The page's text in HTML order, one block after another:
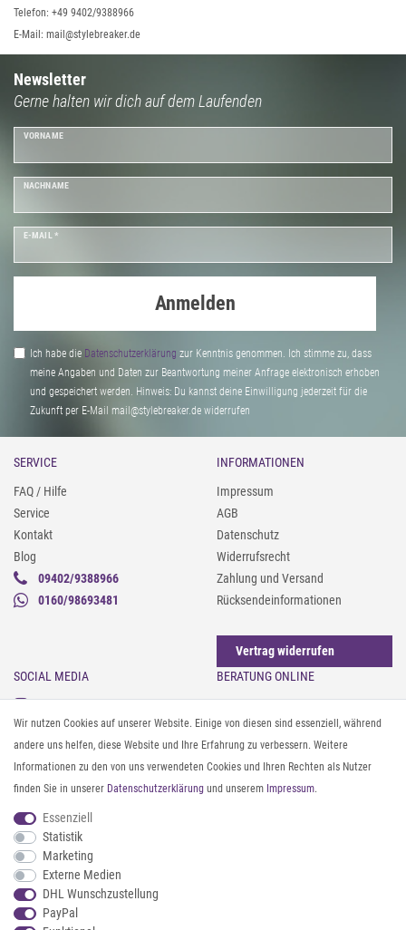
Telefon: +49 9402/9388966
E-Mail: mail@stylebreaker.de
Newsletter
Gerne halten wir dich auf dem Laufenden
VORNAME
NACHNAME
E-MAIL *
Anmelden
Ich habe die Daten­schutz­erklärung zur Kenntnis genommen. Ich stimme zu, dass
meine Angaben und Daten zur Beantwortung meiner Anfrage elektronisch erhoben
und gespeichert werden. Hinweis: Du kannst deine Einwilligung jederzeit für die
Zukunft per E-Mail mail@stylebreaker.de widerrufen
SERVICE
FAQ / Hilfe
Service
Kontakt
Blog
09402/9388966
0160/98693481
INFORMATIONEN
Impressum
AGB
Datenschutz
Widerrufsrecht
Zahlung und Versand
Rücksendeinformationen
Vertrag widerrufen
SOCIAL MEDIA
Instagram
Facebook
Pinterest
Twitter
Youtube
Threads
BERATUNG ONLINE
Gürtel messen & kürzen
Sonnenbrillen & UV-Schutz
Textilpflege
Textil- und Material-Guide
Geldbörse richtig organisieren
ZAHLUNG & VERSAND
Wir nutzen Cookies auf unserer Website. Einige von diesen sind essenziell, während
andere uns helfen, diese Website und Ihre Erfahrung zu verbessern. Weitere
Informationen zu den von uns verwendeten Cookies und Ihren Rechten als Nutzer
finden Sie in unserer Daten­schutz­erklärung und unserem Impressum.
Essenziell
Statistik
Marketing
Externe Medien
DHL Wunschzustellung
PayPal